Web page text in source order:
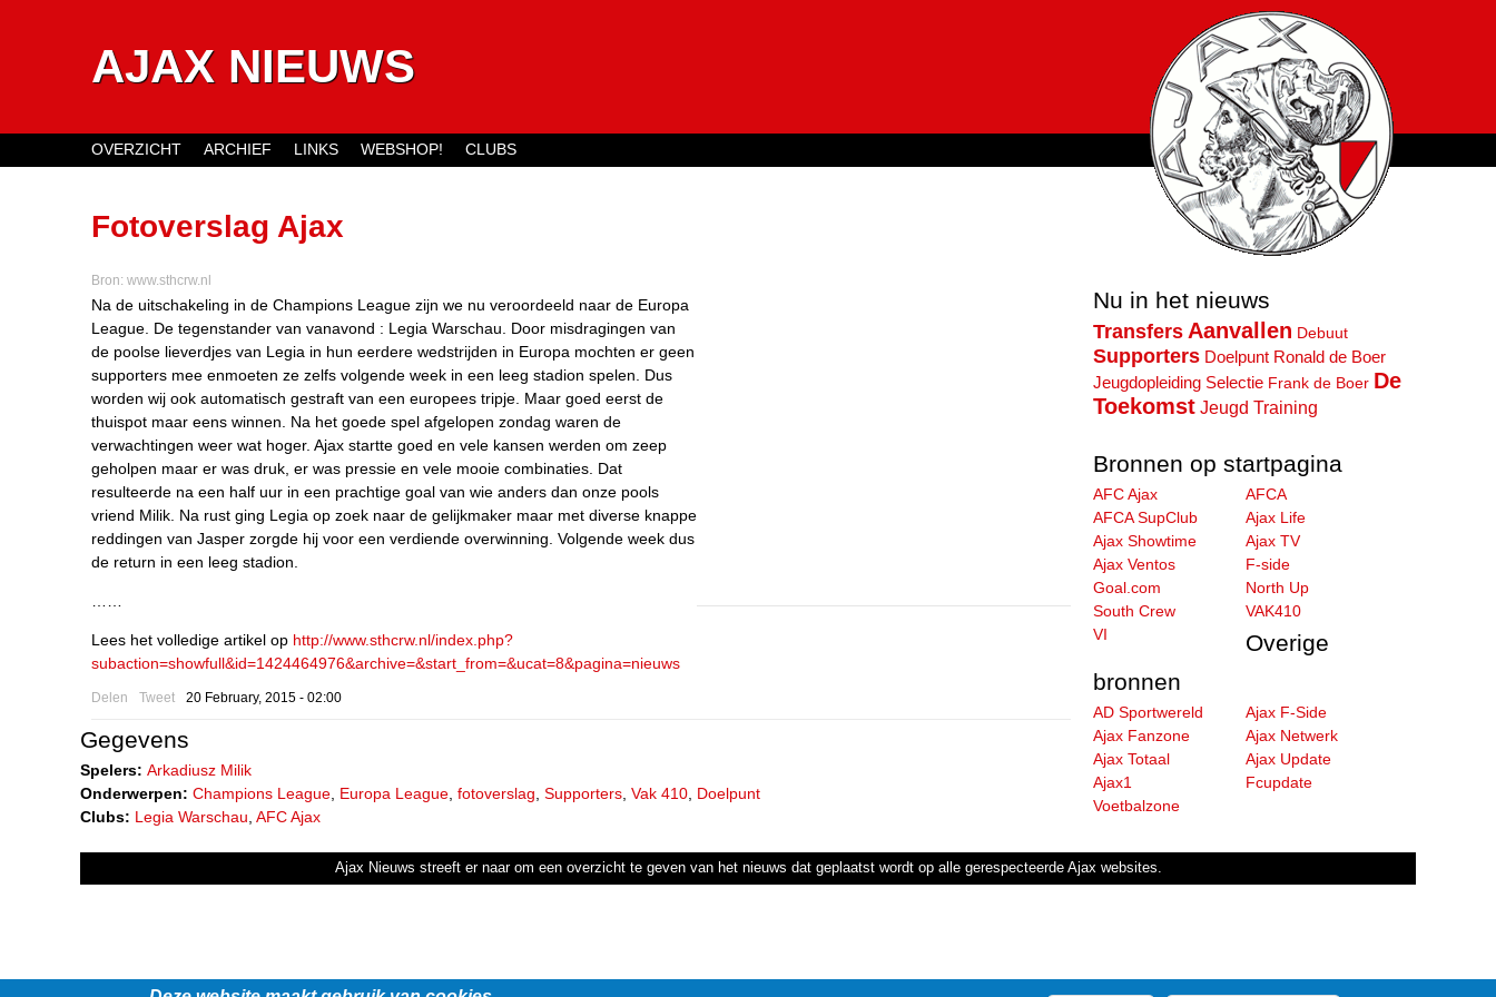
AJAX NIEUWS
Fotoverslag Ajax
Bron: www.sthcrw.nl
Na de uitschakeling in de Champions League zijn we nu veroordeeld naar de Europa
League. De tegenstander van vanavond : Legia Warschau. Door misdragingen van
de poolse lieverdjes van Legia in hun eerdere wedstrijden in Europa mochten er geen
supporters mee enmoeten ze zelfs volgende week in een leeg stadion spelen. Dus
worden wij ook automatisch gestraft van een europees tripje. Maar goed eerst de
thuispot maar eens winnen. Na het goede spel afgelopen zondag waren de
verwachtingen weer wat hoger. Ajax startte goed en vele kansen werden om zeep
geholpen maar er was druk, er was pressie en vele mooie combinaties. Dat
resulteerde na een half uur in een prachtige goal van wie anders dan onze pools
vriend Milik. Na rust ging Legia op zoek naar de gelijkmaker maar met diverse knappe
reddingen van Jasper zorgde hij voor een verdiende overwinning. Volgende week dus
de return in een leeg stadion.
Lees het volledige artikel op http://www.sthcrw.nl/index.php?
subaction=showfull&id=1424464976&archive=&start_from=&ucat=8&pagina=nieuws
Delen Tweet 20 February, 2015 - 02:00
Gegevens
Spelers: Arkadiusz Milik
Onderwerpen: Champions League Europa League fotoverslag Supporters Vak 410 Doelpunt
Clubs: Legia Warschau AFC Ajax
OVERZICHT ARCHIEF LINKS WEBSHOP! CLUBS
Nu in het nieuws
Transfers Aanvallen Debuut
Supporters Doelpunt Ronald de Boer
Jeugdopleiding Selectie Frank de Boer De
Toekomst Jeugd Training
Bronnen op startpagina
AFC Ajax
AFCA
AFCA SupClub
Ajax Life
Ajax Showtime
Ajax TV
Ajax Ventos
F-side
Goal.com
North Up
South Crew
VAK410
VI
Overige
bronnen
AD Sportwereld
Ajax F-Side
Ajax Fanzone
Ajax Netwerk
Ajax Totaal
Ajax Update
Ajax1
Fcupdate
Voetbalzone
Ajax Nieuws streeft er naar om een overzicht te geven van het nieuws dat geplaatst wordt op alle gerespecteerde Ajax websites.